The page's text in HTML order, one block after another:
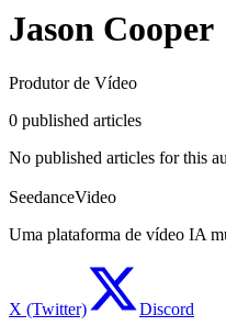
Jason Cooper
Produtor de Vídeo
0 published articles
No published articles for this
SeedanceVideo
Uma plataforma de vídeo IA
X (Twitter) Discord